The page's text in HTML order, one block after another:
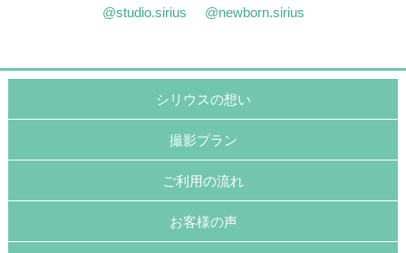
@studio.sirius
@newborn.sirius
シリウスの想い
撮影プラン
ご利用の流れ
お客様の声